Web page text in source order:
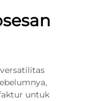
untuk